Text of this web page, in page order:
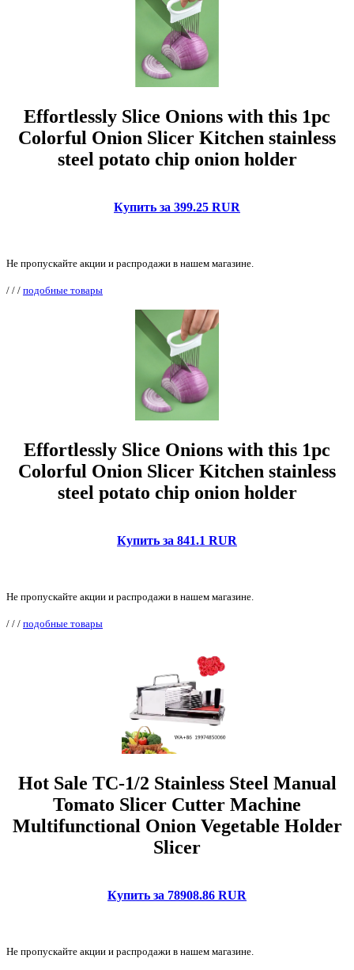
Effortlessly Slice Onions with this 1pc
Colorful Onion Slicer Kitchen stainless
steel potato chip onion holder
Купить за 399.25 RUR
Не пропускайте акции и распродажи в нашем магазине.
/ / / подобные товары
Effortlessly Slice Onions with this 1pc
Colorful Onion Slicer Kitchen stainless
steel potato chip onion holder
Купить за 841.1 RUR
Не пропускайте акции и распродажи в нашем магазине.
/ / / подобные товары
Hot Sale TC-1/2 Stainless Steel Manual
Tomato Slicer Cutter Machine
Multifunctional Onion Vegetable Holder
Slicer
Купить за 78908.86 RUR
Не пропускайте акции и распродажи в нашем магазине.